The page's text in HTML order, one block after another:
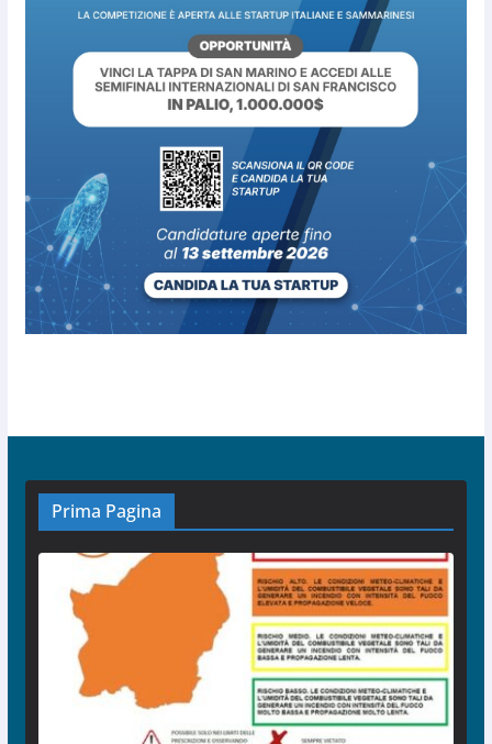
Prima Pagina